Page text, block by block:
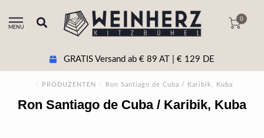
MENU
0
GRATIS Versand ab € 89 AT | € 129 DE
/ PRODUZENTEN / Ron Santiago de Cuba / Karibik, Kuba
Ron Santiago de Cuba / Karibik, Kuba